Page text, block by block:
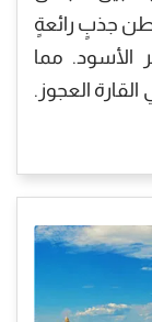
جذبٍ رائعةٍ
الأسود. مما
العجوز.